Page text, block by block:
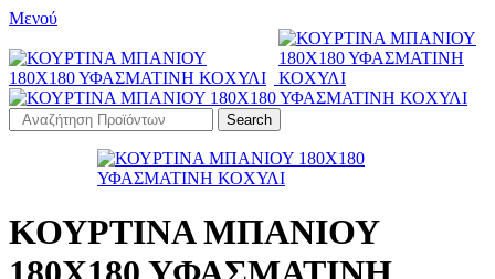
Μενού
Search
ΚΟΥΡΤΙΝΑ ΜΠΑΝΙΟΥ